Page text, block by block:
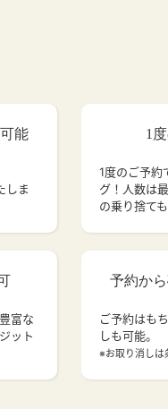
能
しま
富な
ット
1
1度のご予約
グ！人数は
の乗り捨て
予約か
ご予約はも
しも可能。
※お取り消しは